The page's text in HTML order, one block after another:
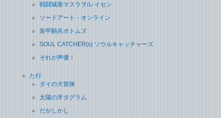
戦闘城塞マスラヲ/レイセン
ソードアート・オンライン
装甲騎兵ボトムズ
SOUL CATCHER(s) ソウルキャッチャーズ
それが声優！
た行
ダイの大冒険
太陽の牙ダグラム
だがしかし